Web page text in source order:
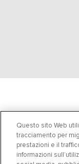
Questo sito Web
tracciamento per
prestazioni e il
informazioni